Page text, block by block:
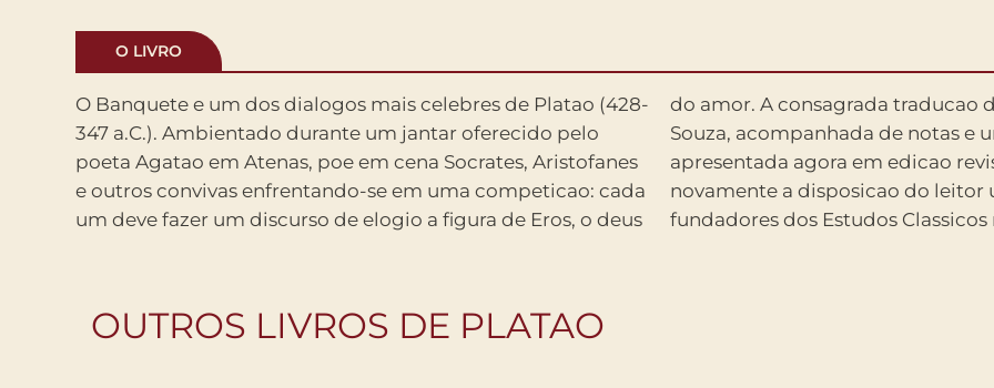
O LIVRO
O Banquete e um dos dialogos mais celebres de Platao (428-
347 a.C.). Ambientado durante um jantar oferecido pelo
poeta Agatao em Atenas, poe em cena Socrates, Aristofanes
e outros convivas enfrentando-se em uma competicao: cada
um deve fazer um discurso de elogio a figura de Eros, o deus
do amor. A consagrada traducao de Jose Cavalcante de
Souza, acompanhada de notas e um alentado ensaio, e
apresentada agora em edicao revista e bilingue, colocando
novamente a disposicao do leitor um dos trabalhos
fundadores dos Estudos Classicos
OUTROS LIVROS DE PLATAO